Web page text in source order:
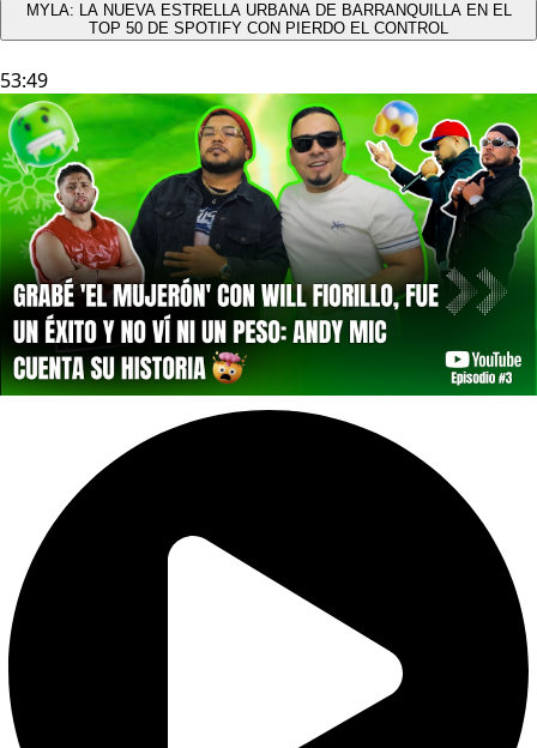
MYLA: LA NUEVA ESTRELLA URBANA DE BARRANQUILLA EN EL
TOP 50 DE SPOTIFY CON PIERDO EL CONTROL
53:49